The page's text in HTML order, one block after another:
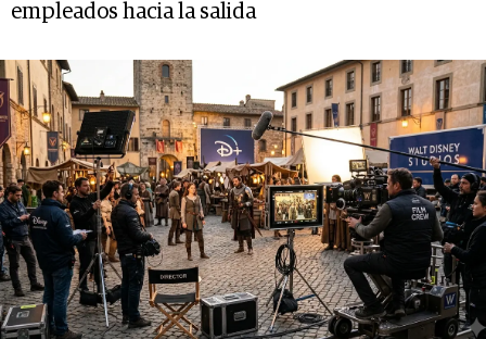
empleados hacia la salida